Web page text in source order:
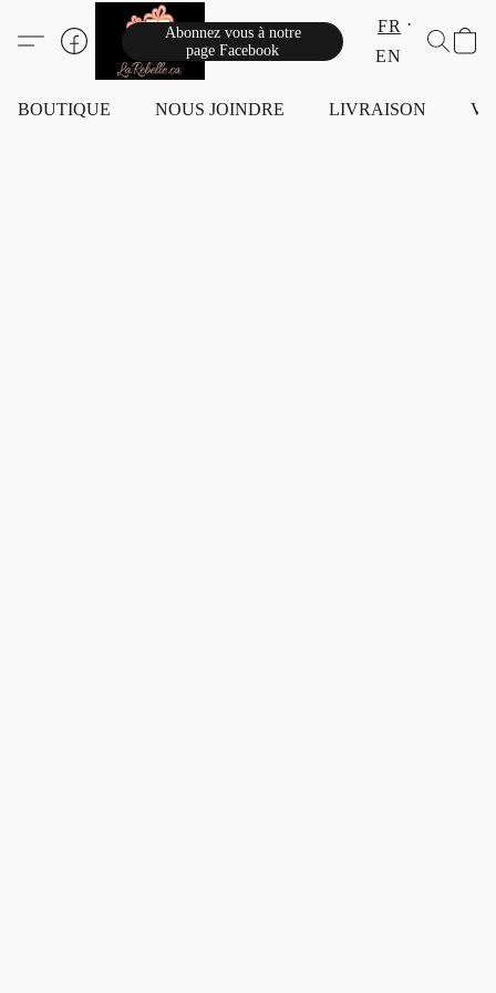
Abonnez vous à notre
page Facebook
FR
EN
BOUTIQUE NOUS JOINDRE LIVRAISON